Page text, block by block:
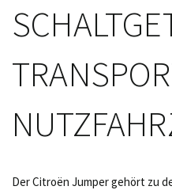
Der Citroën Jumper gehört zu